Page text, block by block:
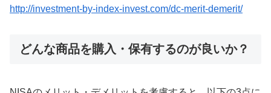
http://investment-by-index-invest.com/dc-merit-demerit/
どんな商品を購入・保有するのが良いか？